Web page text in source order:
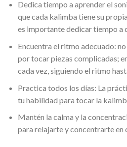
Dedica tiempo a aprender el
que cada kalimba tiene su
es importante dedicar tiempo a
Encuentra el ritmo adecuado:
por tocar piezas complicadas;
cada vez, siguiendo el ritmo
Practica todos los días: La
tu habilidad para tocar la
Mantén la calma y la
para relajarte y concentrarte en